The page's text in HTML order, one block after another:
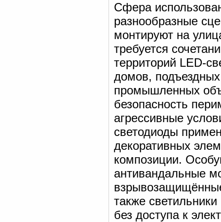
Сфера
разнообразные
монтируют на
требуется
территорий LED-
домов,
промышленных
безопасность
агрессивные
светодиоды
декоративных
композиции.
антивандальные
также
без доступа к